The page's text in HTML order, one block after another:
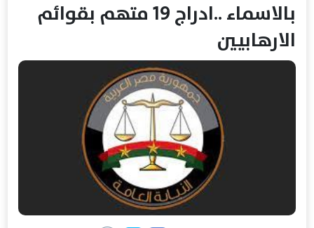
بالاسماء ..ادراج 19 متهم بقوائم
الارهابيين